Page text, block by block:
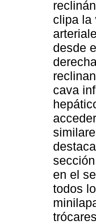
clipa la
desde
cava
en el
todos